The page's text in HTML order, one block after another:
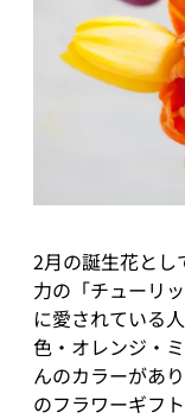
2月の誕生花とし
力の「チューリ
に愛されている
色・オレンジ・
んのカラーがあ
のフラワーギフ